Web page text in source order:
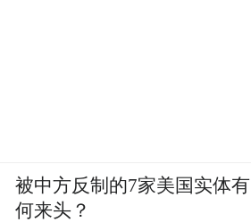
被中方反制的7家美国实体有
何来头？